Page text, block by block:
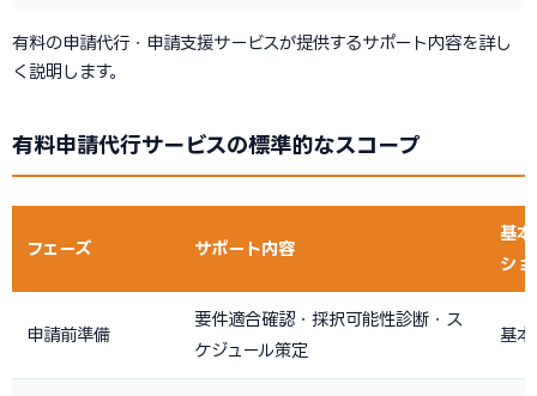
有料の申請代行・申請支援サービスが提供するサポート内容を詳し
く説明します。
有料申請代行サービスの標準的なスコープ
フェーズ サポート内容
基
ショ
申請前準備
要件適合確認・採択可能性診断・ス
ケジュール策定
基本